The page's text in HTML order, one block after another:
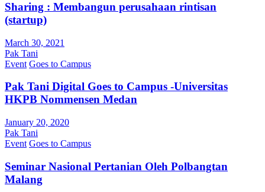
Sharing : Membangun perusahaan rintisan
(startup)
March 30, 2021
Pak Tani
Event Goes to Campus
Pak Tani Digital Goes to Campus -Universitas
HKPB Nommensen Medan
January 20, 2020
Pak Tani
Event Goes to Campus
Seminar Nasional Pertanian Oleh Polbangtan
Malang